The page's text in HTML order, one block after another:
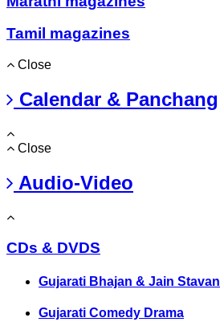
Tamil magazines
Close
Calendar & Panchang
Close
Audio-Video
CDs & DVDS
Gujarati Bhajan & Jain Stavan
Gujarati Comedy Drama